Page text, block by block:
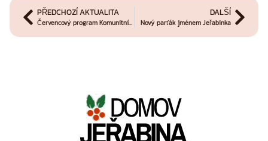
PŘEDCHOZÍ AKTUALITA
Červencový program Komunitního centra s obchůdkem pro dobrou věc
DALŠÍ
Nový parťák jménem Jeřabinka